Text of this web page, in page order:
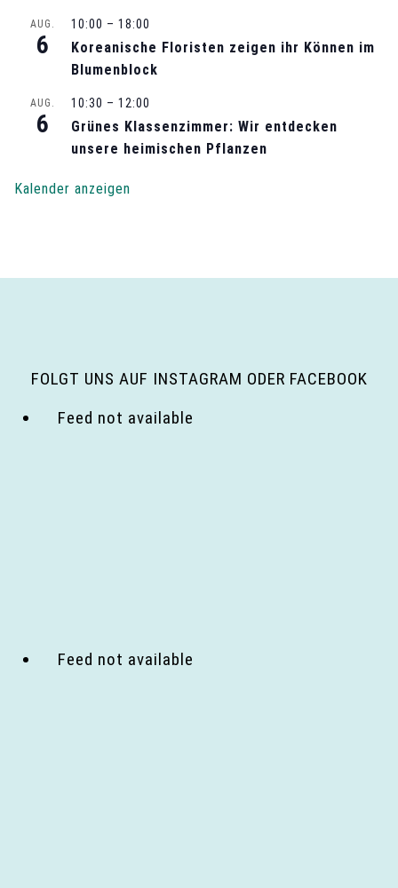
g
N
v
i
AUG.
6
10:00 – 18:00
Koreanische Floristen zeigen ihr Können im
Blumenblock
AUG.
6
10:30 – 12:00
Grünes Klassenzimmer: Wir entdecken
unsere heimischen Pflanzen
Kalender anzeigen
FOLGT UNS AUF INSTAGRAM ODER FACEBOOK
Feed not available
Feed not available